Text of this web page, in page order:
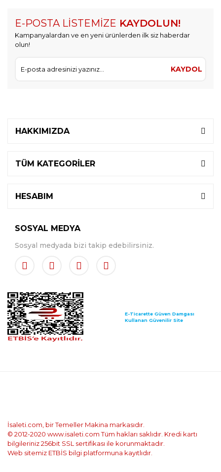
E-POSTA LİSTEMİZE KAYDOLUN!
Kampanyalardan ve en yeni ürünlerden ilk siz haberdar
olun!
KAYDOL
HAKKIMIZDA
TÜM KATEGORİLER
HESABIM
SOSYAL MEDYA
Sosyal medyada bizi takip edebilirsiniz.
E-Ticarette Güven Damgası
Kullanan Güvenilir Site
İsaleti.com, bir Temeller Makina markasıdır.
© 2012-2020 www.isaleti.com Tüm hakları saklıdır. Kredi kartı
bilgileriniz 256bit SSL sertifikası ile korunmaktadır.
Web sitemiz ETBİS bilgi platformuna kayıtlıdır.